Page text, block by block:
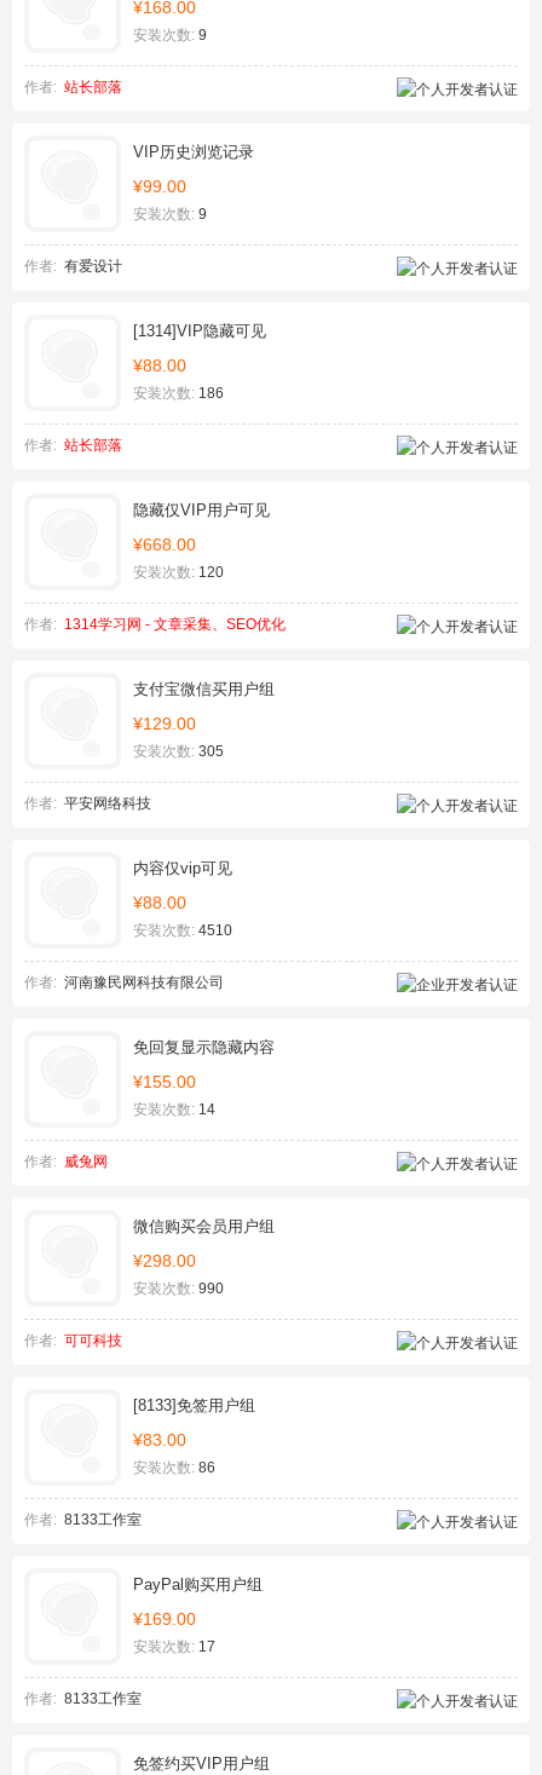
¥168.00
安装次数: 9
作者: 站长部落
VIP历史浏览记录
¥99.00
安装次数: 9
作者: 有爱设计
[1314]VIP隐藏可见
¥88.00
安装次数: 186
作者: 站长部落
隐藏仅VIP用户可见
¥668.00
安装次数: 120
作者: 1314学习网 - 文章采集、SEO优化
支付宝微信买用户组
¥129.00
安装次数: 305
作者: 平安网络科技
内容仅vip可见
¥88.00
安装次数: 4510
作者: 河南豫民网科技有限公司
免回复显示隐藏内容
¥155.00
安装次数: 14
作者: 威兔网
微信购买会员用户组
¥298.00
安装次数: 990
作者: 可可科技
[8133]免签用户组
¥83.00
安装次数: 86
作者: 8133工作室
PayPal购买用户组
¥169.00
安装次数: 17
作者: 8133工作室
免签约买VIP用户组